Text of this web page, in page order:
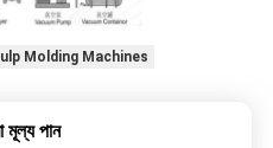
Molding Machines
মূল্য পান